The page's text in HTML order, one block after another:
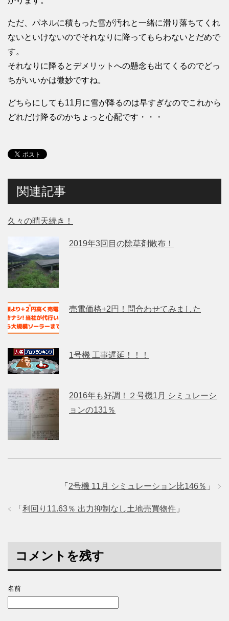
ただ、パネルに積もった雪が汚れと一緒に滑り落ちてくれ
ないといけないのでそれなりに降ってもらわないとだめで
す。
それなりに降るとデメリットへの懸念も出てくるのでどっ
ちがいいかは微妙ですね。
どちらにしても11月に雪が降るのは早すぎなのでこれから
どれだけ降るのかちょっと心配です・・・
関連記事
久々の晴天続き！
2019年3回目の除草剤散布！
売電価格+2円！問合わせてみました
1号機 工事遅延！！！
2016年も好調！２号機1月 シミュレーシ
ョンの131％
「 2号機 11月 シミュレーション比146％ 」
「 利回り11.63％ 出力抑制なし土地売買物件 」
コメントを残す
名前